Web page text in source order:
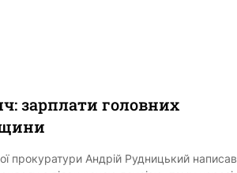
зарплати головних
прокуратури Андрій Рудницький написав